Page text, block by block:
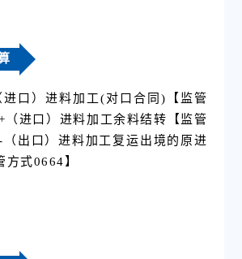
进口）进料加工(对口合同)【监管
（进口）进料加工余料结转【监管
出口）进料加工复运出境的原进
方式0664】